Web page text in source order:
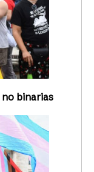
binarias